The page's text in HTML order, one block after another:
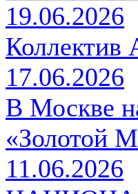
19.06.2026
Коллектив
17.06.2026
В Москве
«Золотой
11.06.2026